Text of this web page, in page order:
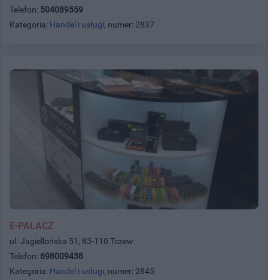
Telefon: 504089559
Kategoria: Handel i usługi, numer: 2837
E-PALACZ
ul. Jagiellońska 51, 83-110 Tczew
Telefon: 698009438
Kategoria: Handel i usługi, numer: 2845